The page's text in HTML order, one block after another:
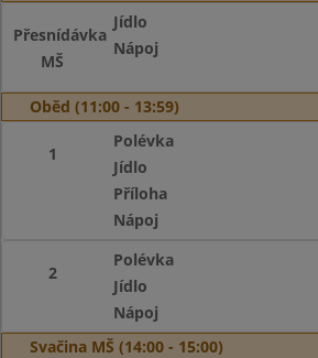
Přesnídávka
MŠ
Jídlo
Nápoj
Oběd (11:00 - 13:59)
1
Polévka
Jídlo
Příloha
Nápoj
2
Polévka
Jídlo
Nápoj
Svačina MŠ (14:00 - 15:00)